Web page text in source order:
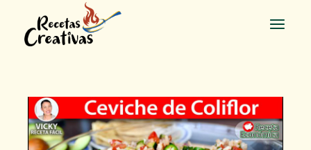
contenido